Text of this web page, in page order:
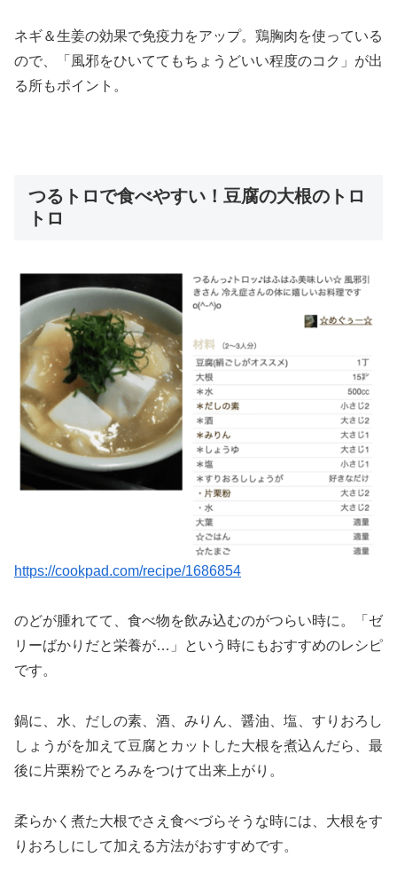
ネギ＆生姜の効果で免疫力をアップ。鶏胸肉を使っている
ので、「風邪をひいててもちょうどいい程度のコク」が出
る所もポイント。
つるトロで食べやすい！豆腐の大根のトロ
トロ
https://cookpad.com/recipe/1686854
のどが腫れてて、食べ物を飲み込むのがつらい時に。「ゼ
リーばかりだと栄養が…」という時にもおすすめのレシピ
です。
鍋に、水、だしの素、酒、みりん、醤油、塩、すりおろし
しょうがを加えて豆腐とカットした大根を煮込んだら、最
後に片栗粉でとろみをつけて出来上がり。
柔らかく煮た大根でさえ食べづらそうな時には、大根をす
りおろしにして加える方法がおすすめです。